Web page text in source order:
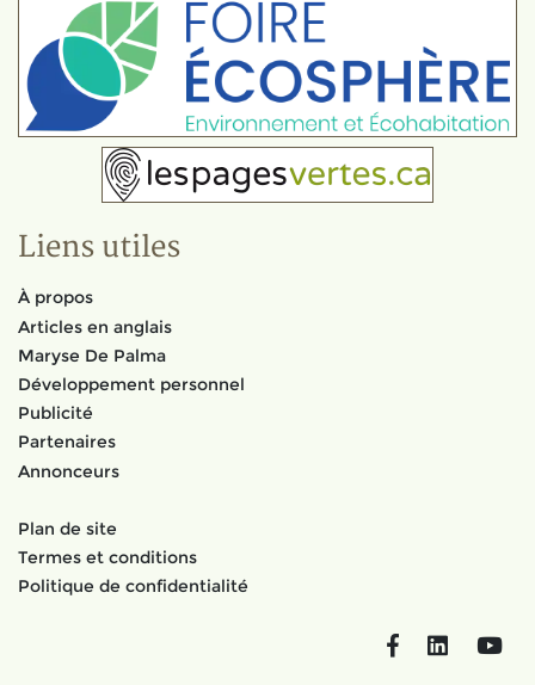
Liens utiles
À propos
Articles en anglais
Maryse De Palma
Développement personnel
Publicité
Partenaires
Annonceurs
Plan de site
Termes et conditions
Politique de confidentialité
FacebookLinkedIn